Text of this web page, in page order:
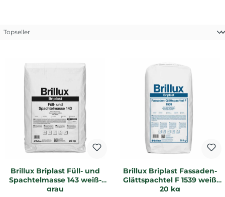
Brillux Briplast Füll- und
Spachtelmasse 143 weiß-
grau
Brillux Briplast Fassaden-
Glättspachtel F 1539 weiß
20 kg